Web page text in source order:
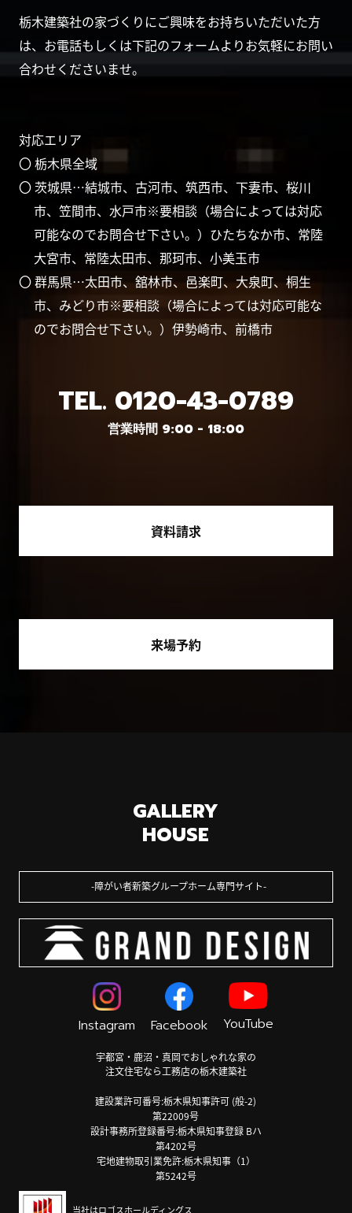
栃木建築社の家づくりにご興味をお持ちいただいた方
は、お電話もしくは下記のフォームよりお気軽にお問い
合わせくださいませ。
対応エリア
〇 栃木県全域
〇 茨城県…結城市、古河市、筑西市、下妻市、桜川
市、笠間市、水戸市※要相談（場合によっては対応
可能なのでお問合せ下さい。）ひたちなか市、常陸
大宮市、常陸太田市、那珂市、小美玉市
〇 群馬県…太田市、舘林市、邑楽町、大泉町、桐生
市、みどり市※要相談（場合によっては対応可能な
のでお問合せ下さい。）伊勢崎市、前橋市
TEL. 0120-43-0789
営業時間 9:00 - 18:00
資料請求
来場予約
GALLERY
HOUSE
障がい者新築グループホーム専門サイト
Instagram Facebook YouTube
宇都宮・鹿沼・真岡でおしゃれな家の
注文住宅なら工務店の栃木建築社
建設業許可番号:栃木県知事許可 (般-2)
第22009号
設計事務所登録番号:栃木県知事登録 Bハ
第4202号
宅地建物取引業免許:栃木県知事（1）
第5242号
当社はロゴスホールディングス